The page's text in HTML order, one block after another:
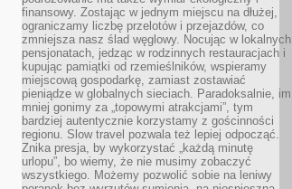
finansowy. Zostając w jednym miejscu na dłużej,
ograniczamy liczbę przelotów i przejazdów, co
zmniejsza nasz ślad węglowy. Nocując w lokalnych
pensjonatach, jedząc w rodzinnych restauracjach i
kupując pamiątki od rzemieślników, wspieramy
miejscową gospodarkę, zamiast zostawiać
pieniądze w globalnych sieciach. Paradoksalnie, im
mniej gonimy za „topowymi atrakcjami”, tym
bardziej autentycznie korzystamy z gościnności
regionu. Slow travel pozwala też lepiej odpocząć.
Znika presja, by wykorzystać „każdą minutę
urlopu”, bo wiemy, że nie musimy zobaczyć
wszystkiego. Możemy pozwolić sobie na leniwy